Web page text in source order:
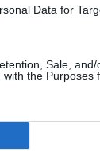
Data for
Sale, and/
the Purposes